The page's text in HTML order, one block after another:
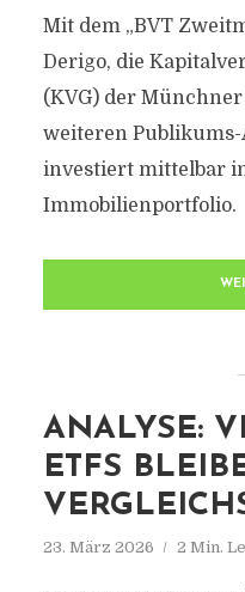
Mit dem „BVT
Derigo, die
(KVG) der
weiteren Publikums-
investiert mittelbar
Immobilienportfolio.
ANALYSE:
ETFS
23. März 2026 2 Min.